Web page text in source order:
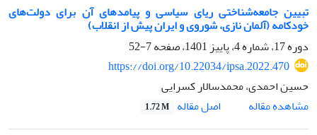
تبیین جامعه‌شناختی ریای سیاسی و پیامدهای آن برای دولت‌های
خودکامه (آلمان نازی، شوروی و ایران پیش از انقلاب)
دوره 17، شماره 4، پاییز 1401، صفحه
7-52
https://doi.org/10.22034/ipsa.2022.470
حسین احمدی، محمدسالار کسرایی
مشاهده مقاله
اصل مقاله 1.72 M